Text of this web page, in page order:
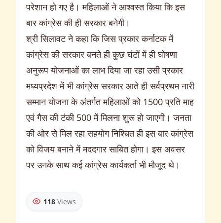
परेशान हो गए है। महिलाओं ने आश्वस्त किया कि इस
बार कांग्रेस की ही सरकार बनेगी।
श्री सिलावट ने कहा कि जिस प्रकार कर्नाटक में
कांग्रेस की सरकार बनते ही कुछ घंटों में ही घोषणा
अनुरूप योजनाओं का लाभ दिया जा रहा उसी प्रकार
मध्यप्रदेश में भी कांग्रेस सरकार आते ही सर्वप्रथम नारी
सम्मान योजना के अंतर्गत महिलाओं को 1500 प्रति माह
एवं गैस की टंकी 500 में मिलना शुरू हो जाएगी। जनता
की ओर से मिल रहा सहयोग निश्चित ही इस बार कांग्रेस
को विजय बनाने में मददगार साबित होगा। इस अवसर
पर उनके साथ कई कांग्रेस कार्यकर्ता भी मौजूद थे।
118 Views